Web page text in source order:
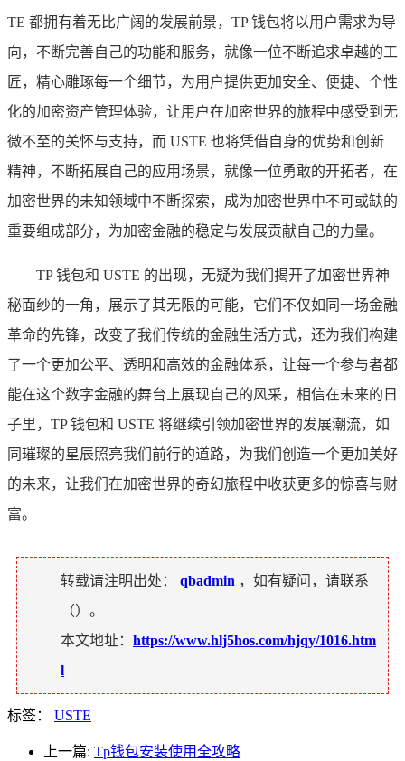
TE 都拥有着无比广阔的发展前景，TP 钱包将以用户需求为导
向，不断完善自己的功能和服务，就像一位不断追求卓越的工
匠，精心雕琢每一个细节，为用户提供更加安全、便捷、个性
化的加密资产管理体验，让用户在加密世界的旅程中感受到无
微不至的关怀与支持，而 USTE 也将凭借自身的优势和创新
精神，不断拓展自己的应用场景，就像一位勇敢的开拓者，在
加密世界的未知领域中不断探索，成为加密世界中不可或缺的
重要组成部分，为加密金融的稳定与发展贡献自己的力量。
TP 钱包和 USTE 的出现，无疑为我们揭开了加密世界神
秘面纱的一角，展示了其无限的可能，它们不仅如同一场金融
革命的先锋，改变了我们传统的金融生活方式，还为我们构建
了一个更加公平、透明和高效的金融体系，让每一个参与者都
能在这个数字金融的舞台上展现自己的风采，相信在未来的日
子里，TP 钱包和 USTE 将继续引领加密世界的发展潮流，如
同璀璨的星辰照亮我们前行的道路，为我们创造一个更加美好
的未来，让我们在加密世界的奇幻旅程中收获更多的惊喜与财
富。
转载请注明出处： qbadmin ，如有疑问，请联系
（）。
本文地址： https://www.hlj5hos.com/hjqy/1016.htm
l
标签： USTE
上一篇: Tp钱包安装使用全攻略